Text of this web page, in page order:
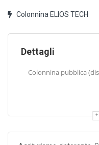
Colonnina ELIOS TECH
Dettagli
Colonnina pubblica